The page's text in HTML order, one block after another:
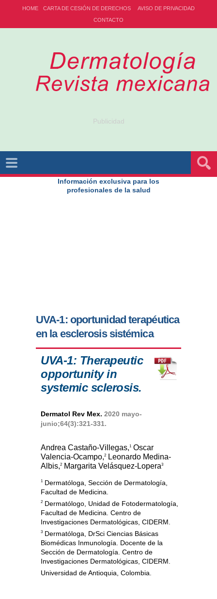
HOME CARTA DE CESIÓN DE DERECHOS
AVISO DE PRIVACIDAD
CONTACTO
Publicidad
Información exclusiva para los
profesionales de la salud
UVA-1: oportunidad terapéutica
en la esclerosis sistémica
UVA-1: Therapeutic
opportunity in
systemic sclerosis.
Dermatol Rev Mex. 2020 mayo-
junio;64(3):321-331.
Andrea Castaño-Villegas,1
Oscar
Valencia-Ocampo,2
Leonardo Medina-
Albis,2 Margarita Velásquez-Lopera3
1
Dermatóloga, Sección de Dermatología,
Facultad de Medicina.
2 Dermatólogo, Unidad de Fotodermatología,
Facultad de Medicina. Centro de
Investigaciones Dermatológicas, CIDERM.
3 Dermatóloga, DrSci Ciencias Básicas
Biomédicas Inmunología. Docente de la
Sección de Dermatología. Centro de
Investigaciones Dermatológicas, CIDERM.
Universidad de Antioquia, Colombia.